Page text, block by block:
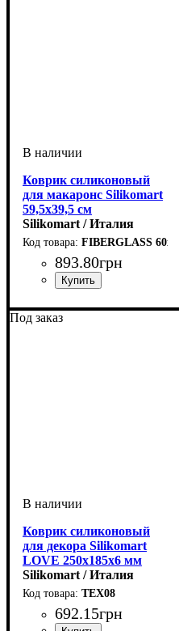
Коврик силиконовый
для макаронс Silikomart
59,5х39,5 см
Silikomart / Италия
FIBERGLASS 60x40
893.80грн
Под заказ
Коврик силиконовый
для декора Silikomart
LOVE 250х185х6 мм
Silikomart / Италия
TEX08
692.15грн